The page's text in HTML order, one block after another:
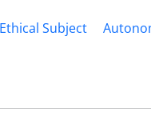
Ethical Subject